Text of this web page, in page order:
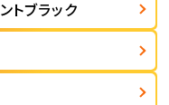
トブラック